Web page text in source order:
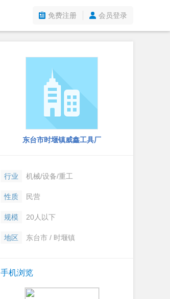
免费注册 会员登录
东台市时堰镇威鑫工具厂
行业 机械/设备/重工
性质 民营
规模 20人以下
地区 东台市 / 时堰镇
手机浏览